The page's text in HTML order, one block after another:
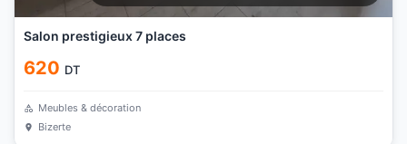
Salon prestigieux 7 places
620 DT
Meubles & décoration
Bizerte